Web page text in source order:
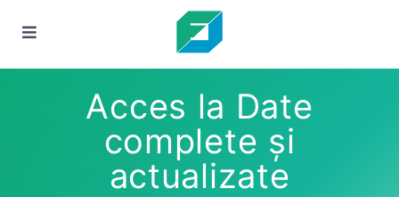
Acces la Date
complete și
actualizate